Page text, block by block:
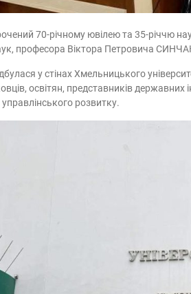
70-річному ювілею та 35-річчю
професора Віктора Петровича
у стінах Хмельницького
освітян, представників державних
розвитку.